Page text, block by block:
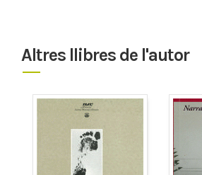
Altres llibres de l'autor